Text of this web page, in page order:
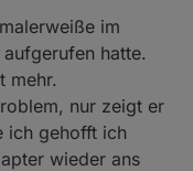
im
hatte.
mehr.
nur zeigt er
ich gehofft ich
wieder ans